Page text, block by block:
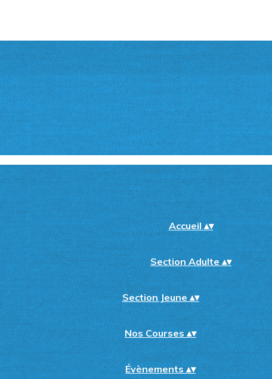
Accueil▴▾
Section Adulte▴▾
Section Jeune▴▾
Nos Courses▴▾
Évènements▴▾